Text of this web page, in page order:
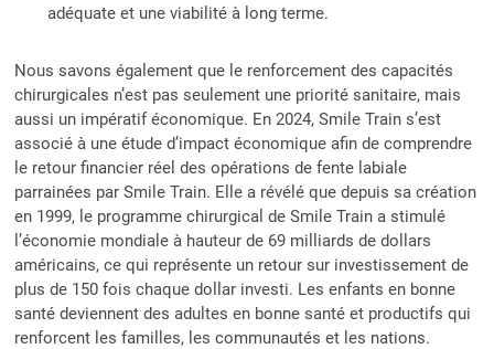
adéquate et une viabilité à long terme.
Nous savons également que le renforcement des capacités
chirurgicales n’est pas seulement une priorité sanitaire, mais
aussi un impératif économique. En 2024, Smile Train s’est
associé à une étude d’impact économique afin de comprendre
le retour financier réel des opérations de fente labiale
parrainées par Smile Train. Elle a révélé que depuis sa création
en 1999, le programme chirurgical de Smile Train a stimulé
l’économie mondiale à hauteur de 69 milliards de dollars
américains, ce qui représente un retour sur investissement de
plus de 150 fois chaque dollar investi. Les enfants en bonne
santé deviennent des adultes en bonne santé et productifs qui
renforcent les familles, les communautés et les nations.